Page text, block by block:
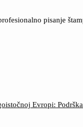
pisanje
Evropi: